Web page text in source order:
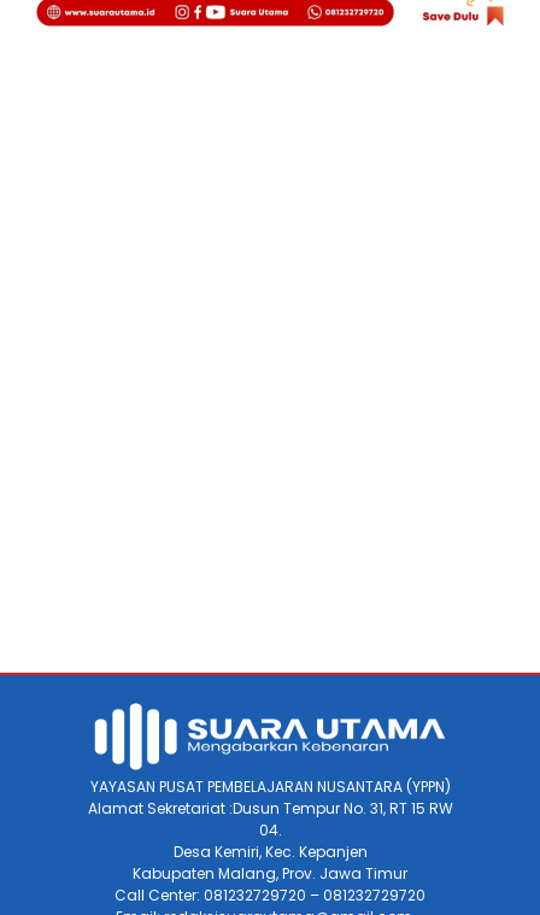
YAYASAN PUSAT PEMBELAJARAN NUSANTARA (YPPN)
Alamat Sekretariat :Dusun Tempur No. 31, RT 15 RW
04.
Desa Kemiri, Kec. Kepanjen
Kabupaten Malang, Prov. Jawa Timur
Call Center: 081232729720 – 081232729720